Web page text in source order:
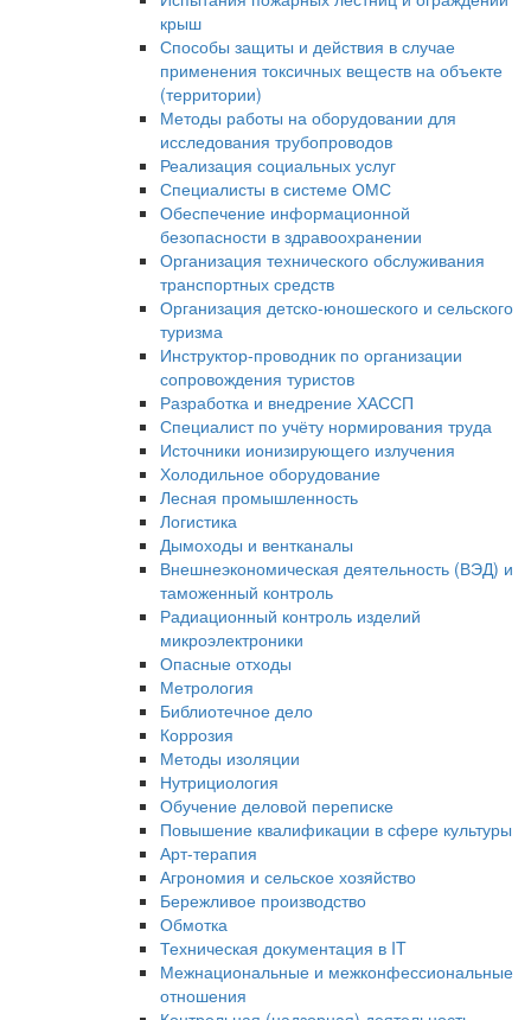
крыш
Способы защиты и действия в случае
применения токсичных веществ на объекте
(территории)
Методы работы на оборудовании для
исследования трубопроводов
Реализация социальных услуг
Специалисты в системе ОМС
Обеспечение информационной
безопасности в здравоохранении
Организация технического обслуживания
транспортных средств
Организация детско-юношеского и сельского
туризма
Инструктор-проводник по организации
сопровождения туристов
Разработка и внедрение ХАССП
Специалист по учёту нормирования труда
Источники ионизирующего излучения
Холодильное оборудование
Лесная промышленность
Логистика
Дымоходы и вентканалы
Внешнеэкономическая деятельность (ВЭД) и
таможенный контроль
Радиационный контроль изделий
микроэлектроники
Опасные отходы
Метрология
Библиотечное дело
Коррозия
Методы изоляции
Нутрициология
Обучение деловой переписке
Повышение квалификации в сфере культуры
Арт-терапия
Агрономия и сельское хозяйство
Бережливое производство
Обмотка
Техническая документация в IT
Межнациональные и межконфессиональные
отношения